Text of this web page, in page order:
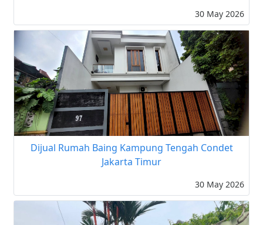
30 May 2026
Dijual Rumah Baing Kampung Tengah Condet
Jakarta Timur
30 May 2026